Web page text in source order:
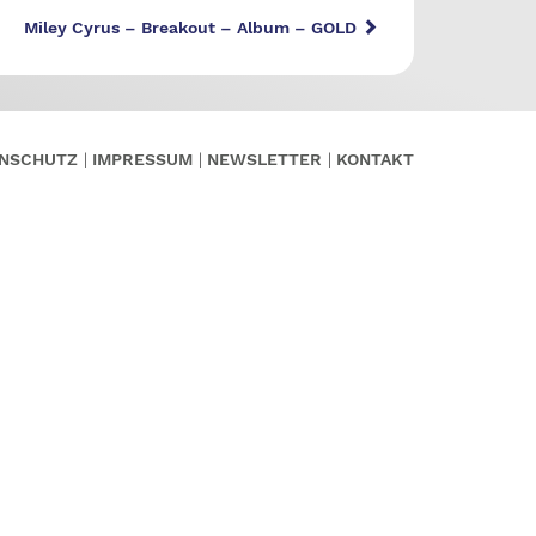
Miley Cyrus – Breakout – Album – GOLD
IMPRESSUM NEWSLETTER KONTAKT